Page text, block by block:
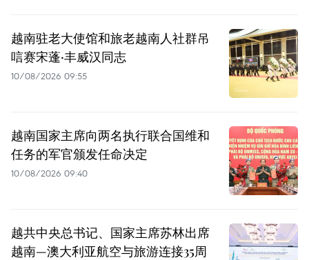
越南驻老大使馆和旅老越南人社群吊
唁赛宋蓬·丰威汉同志
10/08/2026 09:55
越南国家主席向两名执行联合国维和
任务的军官颁发任命决定
10/08/2026 09:40
越共中央总书记、国家主席苏林出席
越南—澳大利亚航空与旅游连接35周